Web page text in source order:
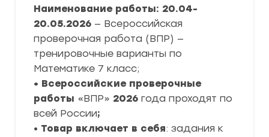
Наименование работы: 20.04-
20.05.2026 — Всероссийская
проверочная работа (ВПР) —
тренировочные варианты по
Математике 7 класс;
• Всероссийские проверочные
работы «ВПР» 2026 года проходят по
всей России;
• Товар включает в себя: задания к